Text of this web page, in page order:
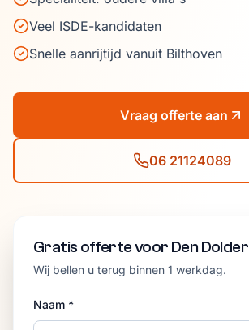
Veel ISDE-kandidaten
Snelle aanrijtijd vanuit Bilthoven
Vraag offerte aan
06 21124089
Gratis offerte voor Den Dolder
Wij bellen u terug binnen 1 werkdag.
Naam *